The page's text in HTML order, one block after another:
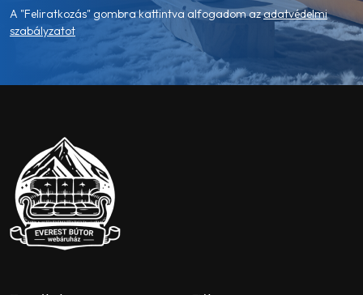
A "Feliratkozás" gombra kattintva alfogadom azadatvédelmi
szabályzatot